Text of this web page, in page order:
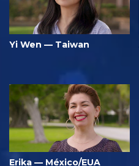
Yi Wen — Taiwan
Erika — México/EUA